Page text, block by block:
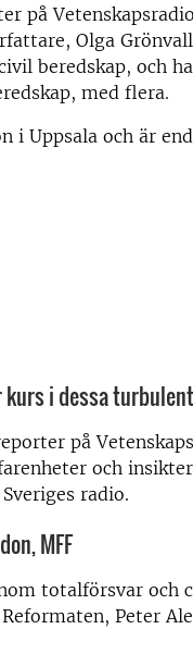
på
Olga
beredskap, och
med flera.
i Uppsala och är
i dessa
på
och
radio.
MFF
totalförsvar och
Reformaten, Peter